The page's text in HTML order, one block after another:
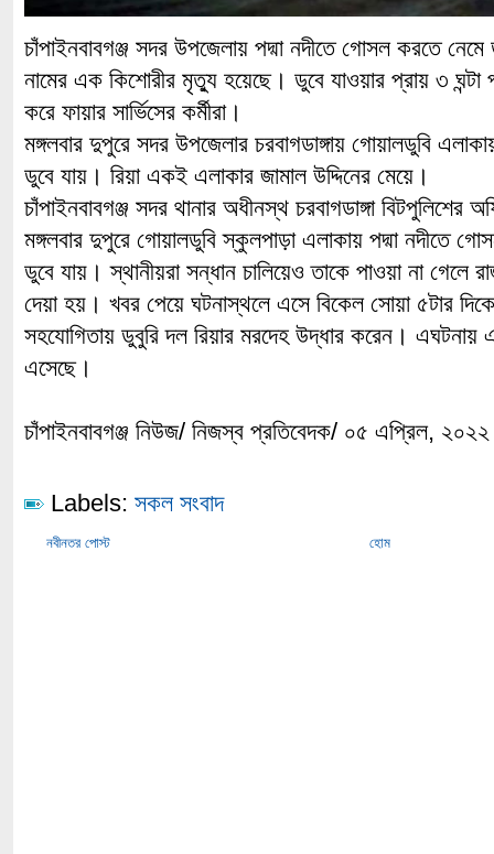
চাঁপাইনবাবগঞ্জ সদর উপজেলায় পদ্মা নদীতে গোসল করতে নেমে
নামের এক কিশোরীর মৃত্যু হয়েছে। ডুবে যাওয়ার প্রায় ৩ ঘন্টা
করে ফায়ার সার্ভিসের কর্মীরা।
মঙ্গলবার দুপুরে সদর উপজেলার চরবাগডাঙ্গায় গোয়ালডুবি
ডুবে যায়। রিয়া একই এলাকার জামাল উদ্দিনের মেয়ে।
চাঁপাইনবাবগঞ্জ সদর থানার অধীনস্থ চরবাগডাঙ্গা বিটপুলিশের
মঙ্গলবার দুপুরে গোয়ালডুবি স্কুলপাড়া এলাকায় পদ্মা নদীতে
ডুবে যায়। স্থানীয়রা সন্ধান চালিয়েও তাকে পাওয়া না গেলে
দেয়া হয়। খবর পেয়ে ঘটনাস্থলে এসে বিকেল সোয়া ৫টার
সহযোগিতায় ডুবুরি দল রিয়ার মরদেহ উদ্ধার করেন। এঘটনায়
এসেছে।
চাঁপাইনবাবগঞ্জ নিউজ/ নিজস্ব প্রতিবেদক/ ০৫ এপ্রিল, ২০২২
Labels: সকল সংবাদ
নবীনতর পোস্ট হোম